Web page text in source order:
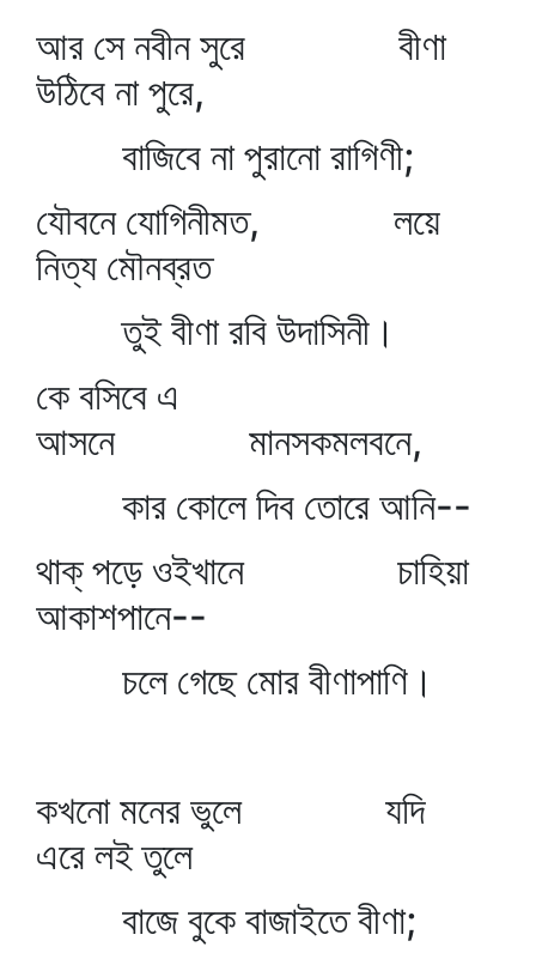
আর সে নবীন সুরে বীণা
উঠিবে না পুরে,
বাজিবে না পুরানো রাগিণী;
যৌবনে যোগিনীমত, লয়ে
নিত্য মৌনব্রত
তুই বীণা রবি উদাসিনী।
কে বসিবে এ
আসনে মানসকমলবনে,
কার কোলে দিব তোরে আনি--
থাক্‌ পড়ে ওইখানে চাহিয়া
আকাশপানে--
চলে গেছে মোর বীণাপাণি।
কখনো মনের ভুলে যদি
এরে লই তুলে
বাজে বুকে বাজাইতে বীণা;